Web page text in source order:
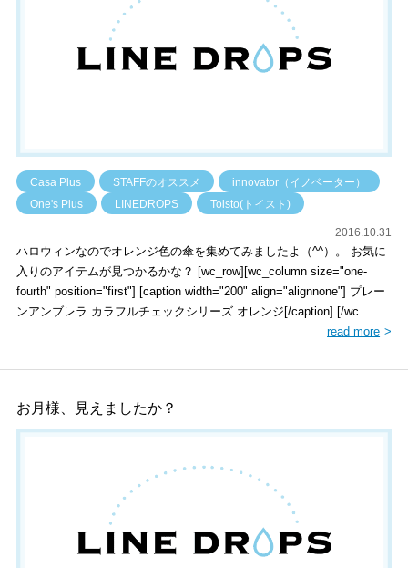
Casa Plus STAFFのオススメ
innovator（イノベーター）
One's Plus
LINEDROPS Toisto(トイスト)
2016.10.31
ハロウィンなのでオレンジ色の傘を集めてみましたよ（^^）。 お気に
入りのアイテムが見つかるかな？ [wc_row][wc_column size="one-
fourth" position="first"] [caption width="200" align="alignnone"] プレー
ンアンブレラ カラフルチェックシリーズ オレンジ[/caption] [/wc…
read more
お月様、見えましたか？